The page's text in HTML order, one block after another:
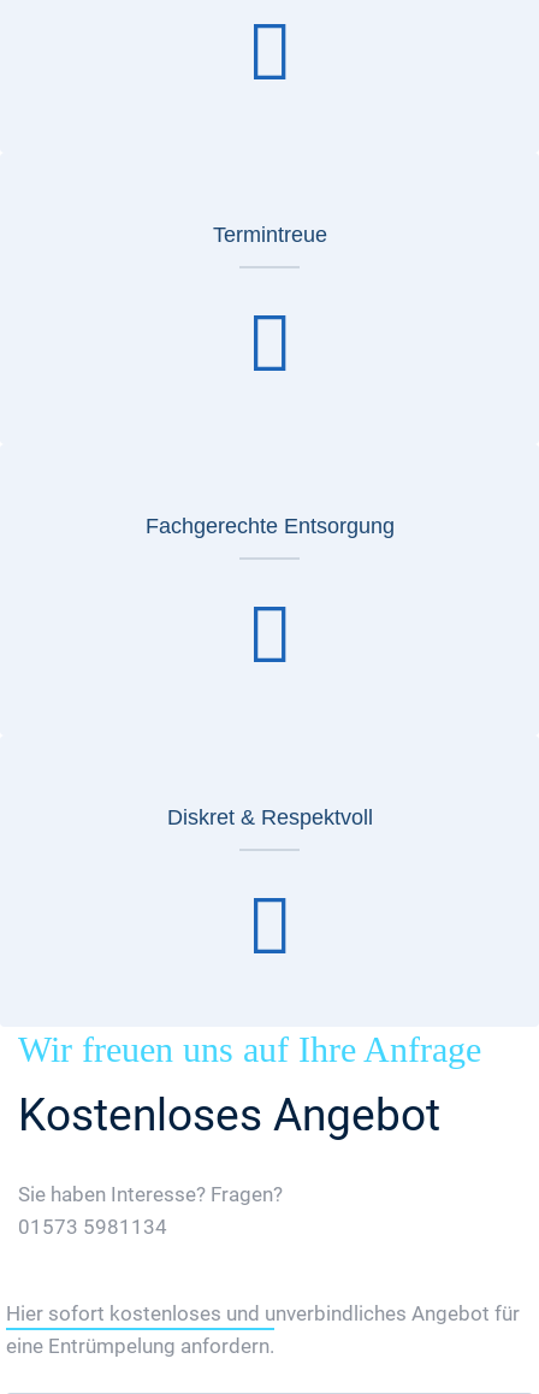
Termintreue
Fachgerechte Entsorgung
Diskret & Respektvoll
Wir freuen uns auf Ihre Anfrage
Kostenloses Angebot
Sie haben Interesse? Fragen?
01573 5981134
Hier sofort kostenloses und unverbindliches Angebot für
eine Entrümpelung anfordern.